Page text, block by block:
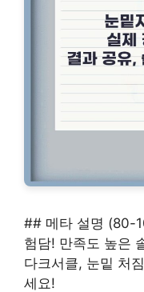
## 메타 설명 (80-
험담! 만족도 높은
다크서클, 눈밑 처
세요!